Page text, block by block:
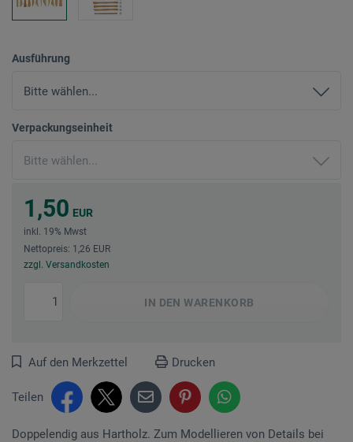
Ausführung
Verpackungseinheit
1,50 EUR
inkl. 19% Mwst
Nettopreis: 1,26 EUR
zzgl. Versandkosten
IN DEN WARENKORB
Auf den Merkzettel Drucken
Teilen
Doppelendig aus Hartholz. Zum Mode­llieren von Details bei